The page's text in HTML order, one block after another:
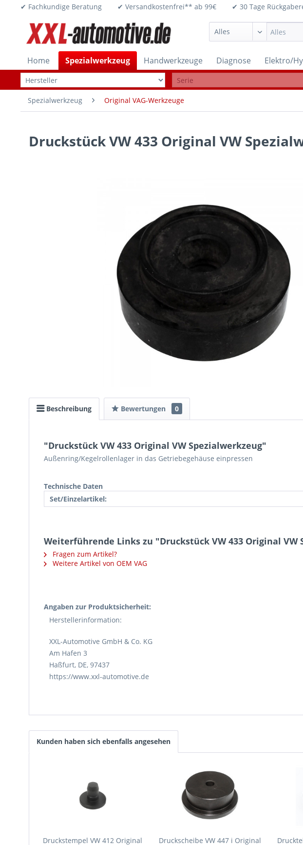
✔ Fachkundige Beratung ✔ Versandkostenfrei** ab 99€ ✔ 30 Tage
Home Spezialwerkzeug Handwerkzeuge Diagnose Elektro/
Spezialwerkzeug Original VAG-Werkzeuge
Druckstück VW 433 Original VW
Beschreibung Bewertungen 0
"Druckstück VW 433 Original VW Spezialwerkzeug"
Außenring/Kegelrollenlager in das Getriebegehäuse einpressen
Technische Daten
Set/Einzelartikel:
Weiterführende Links zu "Druckstück VW 433 Original VW
Fragen zum Artikel?
Weitere Artikel von OEM VAG
Angaben zur Produktsicherheit:
Herstellerinformation:
XXL-Automotive GmbH & Co. KG
Am Hafen 3
Haßfurt, DE, 97437
https://www.xxl-automotive.de
Kunden haben sich ebenfalls angesehen
Druckstempel VW 412 Original
Druckscheibe VW 447 i Original